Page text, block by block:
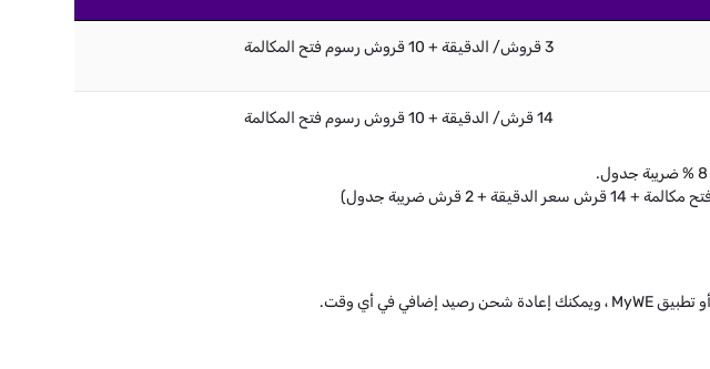
3 قروش/ الدقيقة + 10 قروش رسوم فتح المكالمة
14 قرش/ الدقيقة + 10 قروش رسوم فتح المكالمة